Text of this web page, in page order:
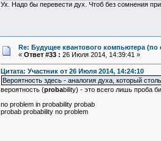
Ух. Надо бы перевести дух. Чтоб без сомнения
Re: Будущее квантового компьютера (по
« Ответ #33 : 26 Июля 2014, 14:39:41 »
Цитата: Участник от 26 Июля 2014, 14:24:10
Вероятность здесь - аналогия духа, который
вероятность (probability) - это всего лишь проба
no problem in probability probab
probab probability no problem